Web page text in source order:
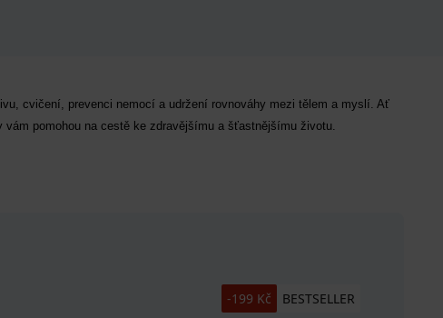
cvičení, prevenci nemocí a udržení rovnováhy mezi tělem a myslí. Ať
pomohou na cestě ke zdravějšímu a šťastnějšímu životu.
-199 Kč BESTSELLER